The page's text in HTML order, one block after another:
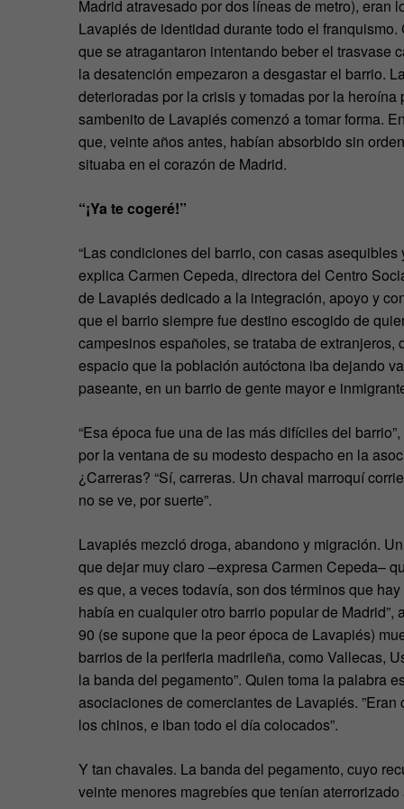
Madrid atravesado por dos líneas de metro), eran
Lavapiés de identidad durante todo el
que se atragantaron intentando beber el trasvase
la desatención empezaron a desgastar el barrio.
deterioradas por la crisis y tomadas por la
sambenito de Lavapiés comenzó a tomar forma.
que, veinte años antes, habían absorbido sin
situaba en el corazón de Madrid.
“¡Ya te cogeré!”
“Las condiciones del barrio, con casas
explica Carmen Cepeda, directora del Centro
de Lavapiés dedicado a la integración, apoyo y
que el barrio siempre fue destino escogido de
campesinos españoles, se trataba de
espacio que la población autóctona iba dejando
paseante, en un barrio de gente mayor e
“Esa época fue una de las más difíciles del
por la ventana de su modesto despacho en la
¿Carreras? “Sí, carreras. Un chaval marroquí
no se ve, por suerte”.
Lavapiés mezcló droga, abandono y migración.
que dejar muy claro –expresa Carmen Cepeda–
es que, a veces todavía, son dos términos que
había en cualquier otro barrio popular de
90 (se supone que la peor época de Lavapiés)
barrios de la periferia madrileña, como Vallecas,
la banda del pegamento”. Quien toma la palabra
asociaciones de comerciantes de Lavapiés.
los chinos, e iban todo el día colocados”.
Y tan chavales. La banda del pegamento, cuyo
veinte menores magrebíes que tenían